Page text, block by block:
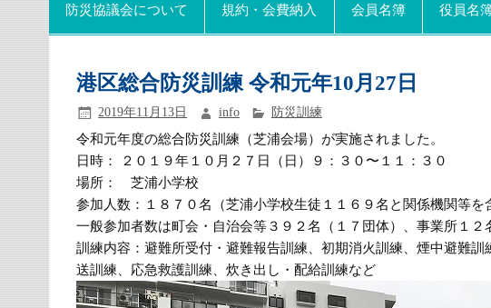
防災協議会について 規約・会費納入 会員名簿 役員名
港区総合防災訓練 令和元年10月27日
2019年11月13日 info 防災訓練
令和元年度の総合防災訓練（芝浦会場）が実施されました。
日時： ２０１９年１０月２７日（日）９：３０〜１１：３０
場所： 芝浦小学校
参加人数：１８７０名（芝浦小学校生徒１１６９名と関係機関等を
一般参加者数は町会・自治会等３９２名（１７団体）、事業所１２
訓練内容：避難所受付・避難報告訓練、初期消火訓練、煙中避難訓
送訓練、応急救護訓練、炊き出し・配給訓練など